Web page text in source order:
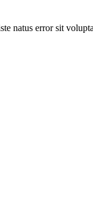
natus error sit